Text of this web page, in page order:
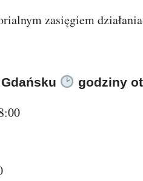
zasięgiem
godziny